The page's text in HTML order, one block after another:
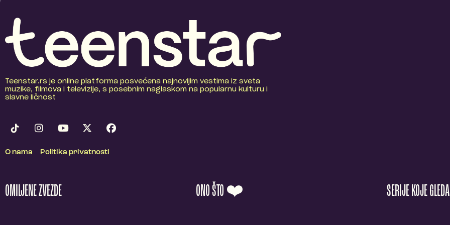
Teenstar.rs je online platforma posvećena najnovijim vestima iz sveta
muzike, filmova i televizije, s posebnim naglaskom na popularnu kulturu i
slavne ličnost
O nama Politika privatnosti
OMILJENE ZVEZDE ONO ŠTO ❤️ SERIJE KOJE